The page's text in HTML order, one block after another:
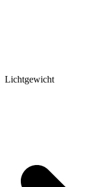
Lichtgewicht